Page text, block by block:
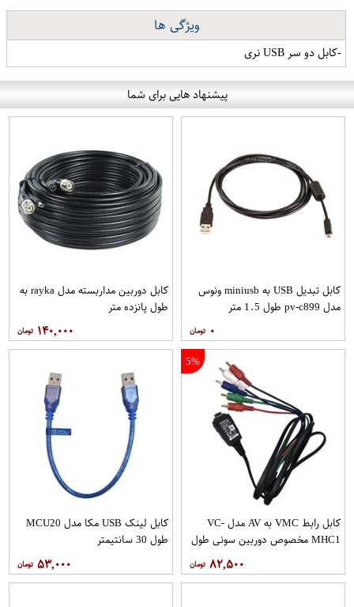
ویژگی ها
-کابل دو سر USB نری
پیشنهاد هایی برای شما
کابل تبدیل USB به miniusb ونوس
مدل pv-c899 طول 1.5 متر
۰
کابل دوربین مداربسته مدل rayka به
طول پانزده متر
۱۴۰,۰۰۰
5%
کابل رابط VMC به AV مدل VC-
MHC1 مخصوص دوربین سونی طول
۸۲,۵۰۰
کابل لینک USB مکا مدل MCU20
طول 30 سانتیمتر
۵۳,۰۰۰